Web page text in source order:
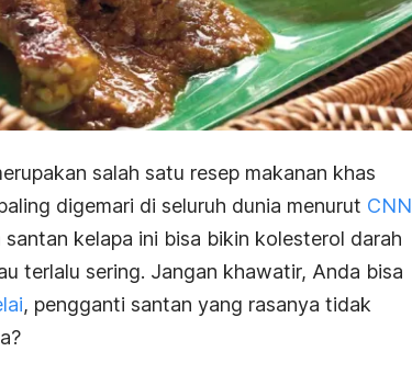
salah satu resep makanan khas
digemari di seluruh dunia menurut CNN
kelapa ini bisa bikin kolesterol darah
terlalu sering. Jangan khawatir, Anda bisa
, pengganti santan yang rasanya tidak